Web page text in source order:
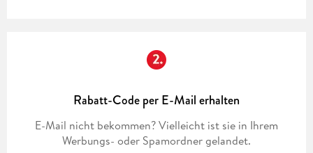
Rabatt-Code per E-Mail erhalten
E-Mail nicht bekommen? Vielleicht ist sie in Ihrem
Werbungs- oder Spamordner gelandet.